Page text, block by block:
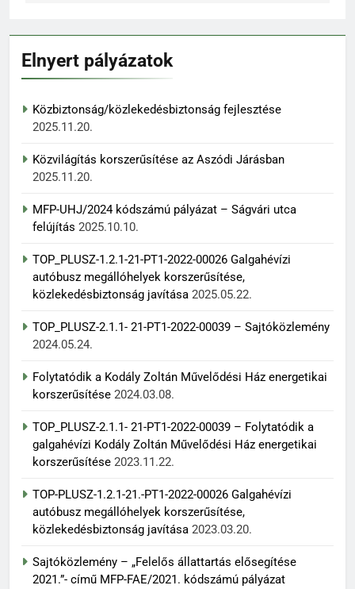
Elnyert pályázatok
Közbiztonság/közlekedésbiztonság fejlesztése
2025.11.20.
Közvilágítás korszerűsítése az Aszódi Járásban
2025.11.20.
MFP-UHJ/2024 kódszámú pályázat – Ságvári utca
felújítás 2025.10.10.
TOP_PLUSZ-1.2.1-21-PT1-2022-00026 Galgahévízi
autóbusz megállóhelyek korszerűsítése,
közlekedésbiztonság javítása 2025.05.22.
TOP_PLUSZ-2.1.1- 21-PT1-2022-00039 – Sajtóközlemény
2024.05.24.
Folytatódik a Kodály Zoltán Művelődési Ház energetikai
korszerűsítése 2024.03.08.
TOP_PLUSZ-2.1.1- 21-PT1-2022-00039 – Folytatódik a
galgahévízi Kodály Zoltán Művelődési Ház energetikai
korszerűsítése 2023.11.22.
TOP-PLUSZ-1.2.1-21.-PT1-2022-00026 Galgahévízi
autóbusz megállóhelyek korszerűsítése,
közlekedésbiztonság javítása 2023.03.20.
Sajtóközlemény – „Felelős állattartás elősegítése
2021.”- című MFP-FAE/2021. kódszámú pályázat